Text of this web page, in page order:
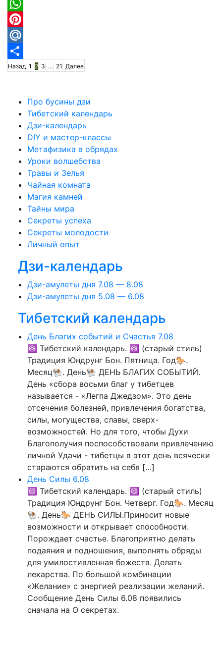
Про бусины дзи
Тибетский календарь
Дзи-календарь
DIY и мастер-классы
Метафизика в обрядах
Уроки волшебства
Травы и Зелья
Чайная комната
Магия камней
Тайны мира
Секреты успеха
Секреты молодости
Личный опыт
Дзи-календарь
Дзи-амулеты дня 7.08 — 8.08
Дзи-амулеты дня 5.08 — 6.08
Тибетский календарь
День Благих событий и Счастья 7.08
☸ Тибетский календарь. ☸ (старый стиль)
Традиция Юндрунг Бон. Пятница. Год🐎.
Месяц🐏. День🐏 ДЕНЬ БЛАГИХ СОБЫТИЙ.
День «сбора восьми благ у тибетцев
называется - «Легпа Джедзом». Это день
отсечения болезней, привлечения богатства,
силы, могущества, славы, сверх-
возможностей. Но для того, чтобы Духи
Благополучия поспособствовали привлечению
личной Удачи - тибетцы в этот день всячески
стараются обратить на себя […]
День Силы 6.08
☸ Тибетский календарь. ☸ (старый стиль)
Традиция Юндрунг Бон. Четверг. Год🐎. Месяц
🐏. День🐎 ДЕНЬ СИЛЫ.Приносит новые
возможности и открывает способности.
Порождает счастье. Благоприятно делать
подаяния и подношения, выполнять обряды
для умилостивленная божеств. Делать
лекарства. По большой комбинации
«Желание» с энергией реализации желаний.
Сообщение День Силы 6.08 появились
сначала на О секретах.
X
WhatsApp
Pinterest
Mail.Ru
Отправить
Пагинация
Назад 1 2 3 … 21 Далее